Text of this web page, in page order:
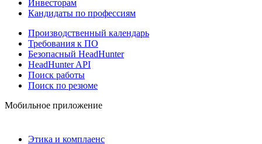
Инвесторам
Кандидаты по профессиям
Производственный календарь
Требования к ПО
Безопасный HeadHunter
HeadHunter API
Поиск работы
Поиск по резюме
Мобильное приложение
Этика и комплаенс